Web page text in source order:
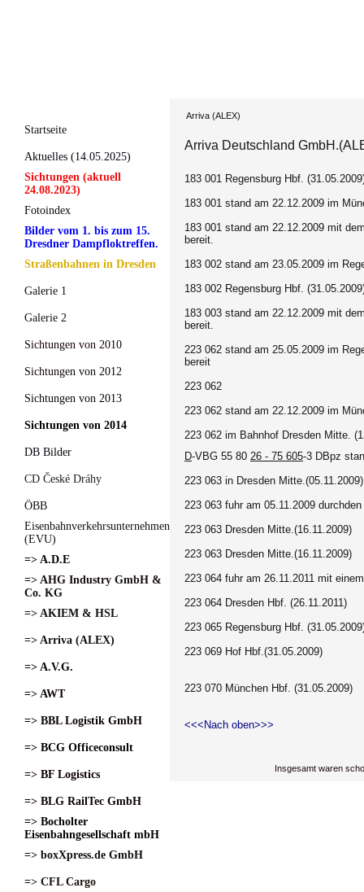
Startseite
Aktuelles (14.05.2025)
Sichtungen (aktuell
24.08.2023)
Fotoindex
Bilder vom 1. bis zum 15.
Dresdner Dampfloktreffen.
Straßenbahnen in Dresden
Galerie 1
Galerie 2
Sichtungen von 2010
Sichtungen von 2012
Sichtungen von 2013
Sichtungen von 2014
DB Bilder
CD České Dráhy
ÖBB
Eisenbahnverkehrsunternehmen
(EVU)
=> A.D.E
=> AHG Industry GmbH &
Co. KG
=> AKIEM & HSL
=> Arriva (ALEX)
=> A.V.G.
=> AWT
=> BBL Logistik GmbH
=> BCG Officeconsult
=> BF Logistics
=> BLG RailTec GmbH
=> Bocholter
Eisenbahngesellschaft mbH
=> boxXpress.de GmbH
=> CFL Cargo
Arriva (ALEX)
Arriva Deutschland
183 001 Regensburg Hbf.
183 001 stand am 22.12.2009 im
183 001 stand am 22.12.2009 mit
bereit.
183 002 stand am 23.05.2009 im
183 002 Regensburg Hbf.
183 003 stand am 22.12.2009 mit
bereit.
223 062 stand am 25.05.2009 im
bereit
223 062
223 062 stand am 22.12.2009 im
223 062 im Bahnhof Dresden Mitte.
D-VBG 55 80 26 - 75 605-3 DBpz
223 063 in Dresden Mitte.(05.11.2009)
223 063 fuhr am 05.11.2009
223 063 Dresden Mitte.(16.11.2009)
223 063 Dresden Mitte.(16.11.2009)
223 064 fuhr am 26.11.2011 mit
223 064 Dresden Hbf. (26.11.2011)
223 065 Regensburg Hbf.
223 069 Hof Hbf.(31.05.2009)
223 070 München Hbf. (31.05.2009)
<<<Nach oben>>>
Insgesamt waren